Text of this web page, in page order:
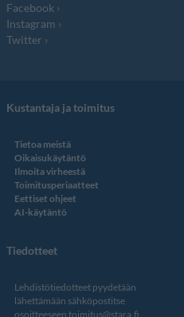
Facebook
Instagram
Twitter
Kustantaja ja toimitus
Tietoa meistä
Oikaisukäytäntö
Ilmoita virheestä
Toimitusperiaatteet
Eettiset ohjeet
AI-käytäntö
Tiedotteet
Lehdistötiedotteet pyydetään
lähettämään sähköpostitse
osoitteeseen toimitus@stara.fi